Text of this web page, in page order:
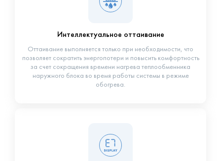
Интеллектуальное оттаивание
Оттаивание выполняется только при необходимости, что
позволяет сократить энергопотери и повысить комфортность
за счет сокращения времени нагрева теплообменника
наружного блока во время работы системы в режиме
обогрева.